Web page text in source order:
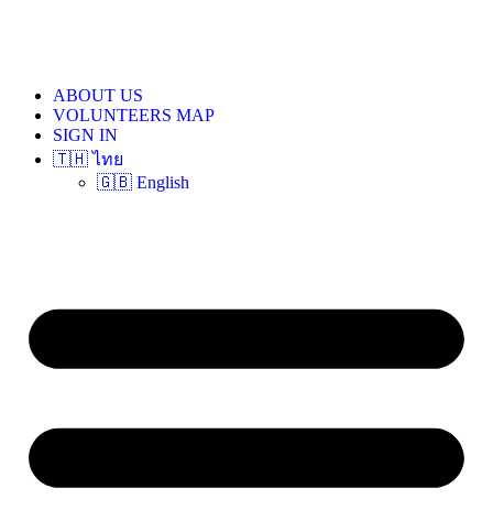
ABOUT US
VOLUNTEERS MAP
SIGN IN
🇹🇭 ไทย
🇬🇧 English